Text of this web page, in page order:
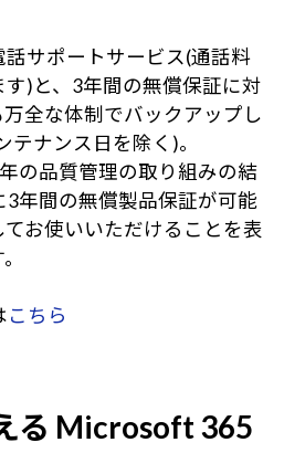
サポートサービス(通話料
)と、3年間の無償保証に対
全な体制でバックアップし
テナンス日を除く)。
の品質管理の取り組みの結
年間の無償製品保証が可能
お使いいただけることを表
こちら
る Microsoft 365